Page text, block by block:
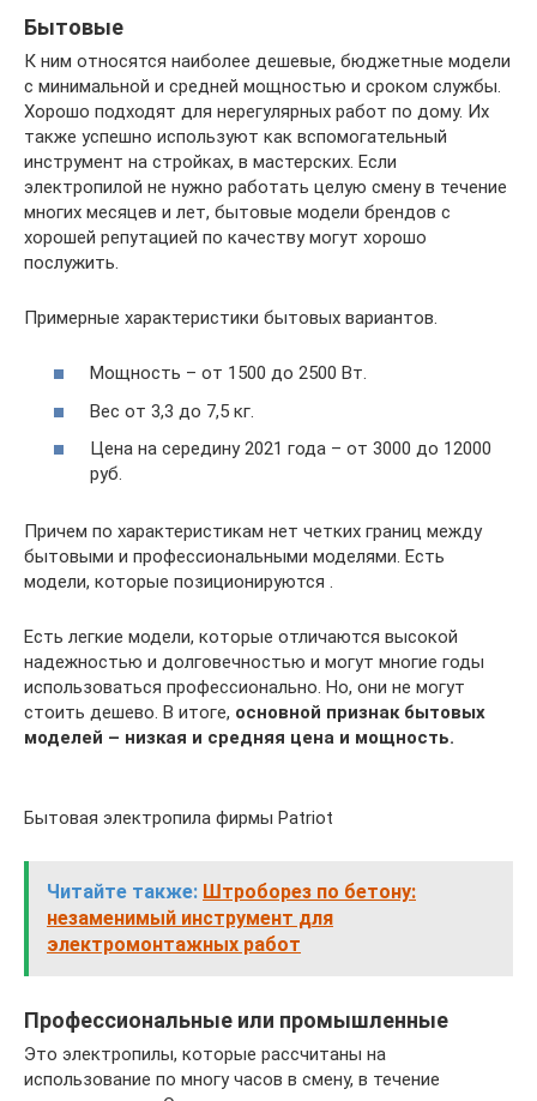
Бытовые
К ним относятся наиболее дешевые, бюджетные модели
с минимальной и средней мощностью и сроком службы.
Хорошо подходят для нерегулярных работ по дому. Их
также успешно используют как вспомогательный
инструмент на стройках, в мастерских. Если
электропилой не нужно работать целую смену в течение
многих месяцев и лет, бытовые модели брендов с
хорошей репутацией по качеству могут хорошо
послужить.
Примерные характеристики бытовых вариантов.
Мощность – от 1500 до 2500 Вт.
Вес от 3,3 до 7,5 кг.
Цена на середину 2021 года – от 3000 до 12000
руб.
Причем по характеристикам нет четких границ между
бытовыми и профессиональными моделями. Есть
модели, которые позиционируются .
Есть легкие модели, которые отличаются высокой
надежностью и долговечностью и могут многие годы
использоваться профессионально. Но, они не могут
стоить дешево. В итоге, основной признак бытовых
моделей – низкая и средняя цена и мощность.
Бытовая электропила фирмы Patriot
Читайте также: Штроборез по бетону:
незаменимый инструмент для
электромонтажных работ
Профессиональные или промышленные
Это электропилы, которые рассчитаны на
использование по многу часов в смену, в течение